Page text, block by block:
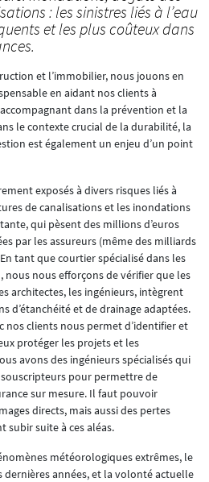
: les sinistres liés à l’eau
et les plus coûteux dans
et l’immobilier, nous jouons en
en aidant nos clients à
dans la prévention et la
le contexte crucial de la durabilité, la
est également un enjeu d’un point
exposés à divers risques liés à
de canalisations et les inondations
qui pèsent des millions d’euros
par les assureurs (même des milliards
tant que courtier spécialisé dans les
nous nous efforçons de vérifier que les
architectes, les ingénieurs, intègrent
d’étanchéité et de drainage adaptées.
clients nous permet d’identifier et
protéger les projets et les
avons des ingénieurs spécialisés qui
pour permettre de
sur mesure. Il faut pouvoir
directs, mais aussi des pertes
subir suite à ces aléas.
météorologiques extrêmes, le
années, et la volonté actuelle